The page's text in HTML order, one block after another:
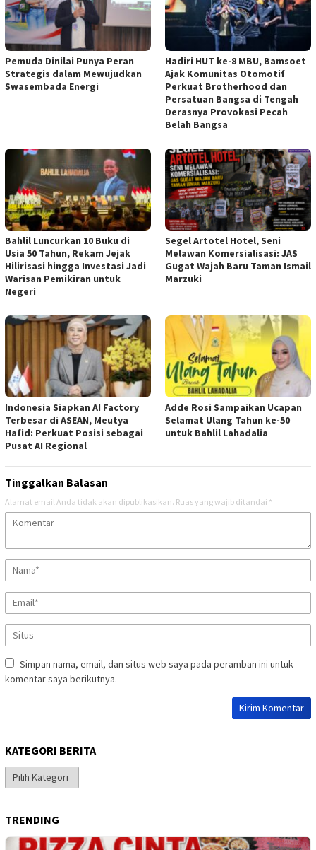
Pemuda Dinilai Punya Peran
Strategis dalam Mewujudkan
Swasembada Energi
Hadiri HUT ke-8 MBU, Bamsoet
Ajak Komunitas Otomotif
Perkuat Brotherhood dan
Persatuan Bangsa di Tengah
Derasnya Provokasi Pecah
Belah Bangsa
Bahlil Luncurkan 10 Buku di
Usia 50 Tahun, Rekam Jejak
Hilirisasi hingga Investasi Jadi
Warisan Pemikiran untuk
Negeri
Segel Artotel Hotel, Seni
Melawan Komersialisasi: JAS
Gugat Wajah Baru Taman Ismail
Marzuki
Indonesia Siapkan AI Factory
Terbesar di ASEAN, Meutya
Hafid: Perkuat Posisi sebagai
Pusat AI Regional
Adde Rosi Sampaikan Ucapan
Selamat Ulang Tahun ke-50
untuk Bahlil Lahadalia
Tinggalkan Balasan
Alamat email Anda tidak akan dipublikasikan. Ruas yang wajib ditandai *
Simpan nama, email, dan situs web saya pada peramban ini untuk
komentar saya berikutnya.
KATEGORI BERITA
Kategori
Berita
TRENDING